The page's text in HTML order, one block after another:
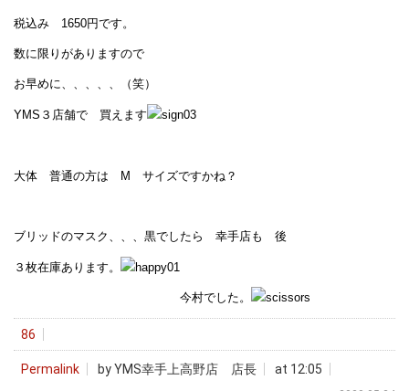
税込み 1650円です。
数に限りがありますので
お早めに、、、、、（笑）
YMS３店舗で 買えます
大体 普通の方は M サイズですかね？
ブリッドのマスク、、、黒でしたら 幸手店も 後
３枚在庫あります。
今村でした。
86
Permalink by YMS幸手上高野店 店長 at 12:05